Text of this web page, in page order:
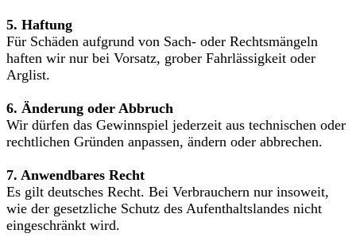
5. Haftung
Für Schäden aufgrund von Sach- oder Rechtsmängeln
haften wir nur bei Vorsatz, grober Fahrlässigkeit oder
Arglist.
6. Änderung oder Abbruch
Wir dürfen das Gewinnspiel jederzeit aus technischen oder
rechtlichen Gründen anpassen, ändern oder abbrechen.
7. Anwendbares Recht
Es gilt deutsches Recht. Bei Verbrauchern nur insoweit,
wie der gesetzliche Schutz des Aufenthaltslandes nicht
eingeschränkt wird.